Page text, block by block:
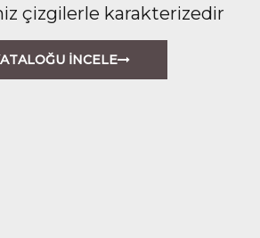
çizgilerle karakterizedir
İNCELE